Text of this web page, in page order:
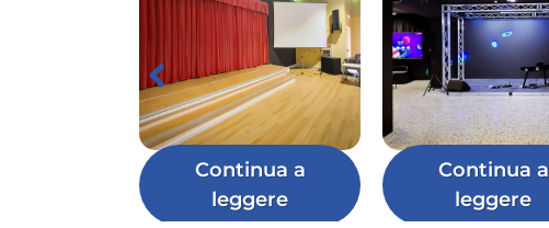
Continua a
leggere
Continua a
leggere